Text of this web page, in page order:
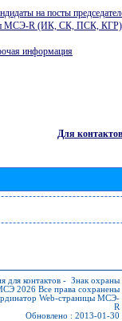
на посты
МСЭ-R (ИК, СК, ПСК, КГР)
информация
Для контактов
для контактов - Знак охраны
2026 Все права сохранены
Web-страницы МСЭ-
R
Обновлено : 2013-01-30